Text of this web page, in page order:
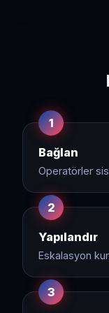
1
Bağlan
Operatörler
2
Yapılandır
Eskalasyon
3